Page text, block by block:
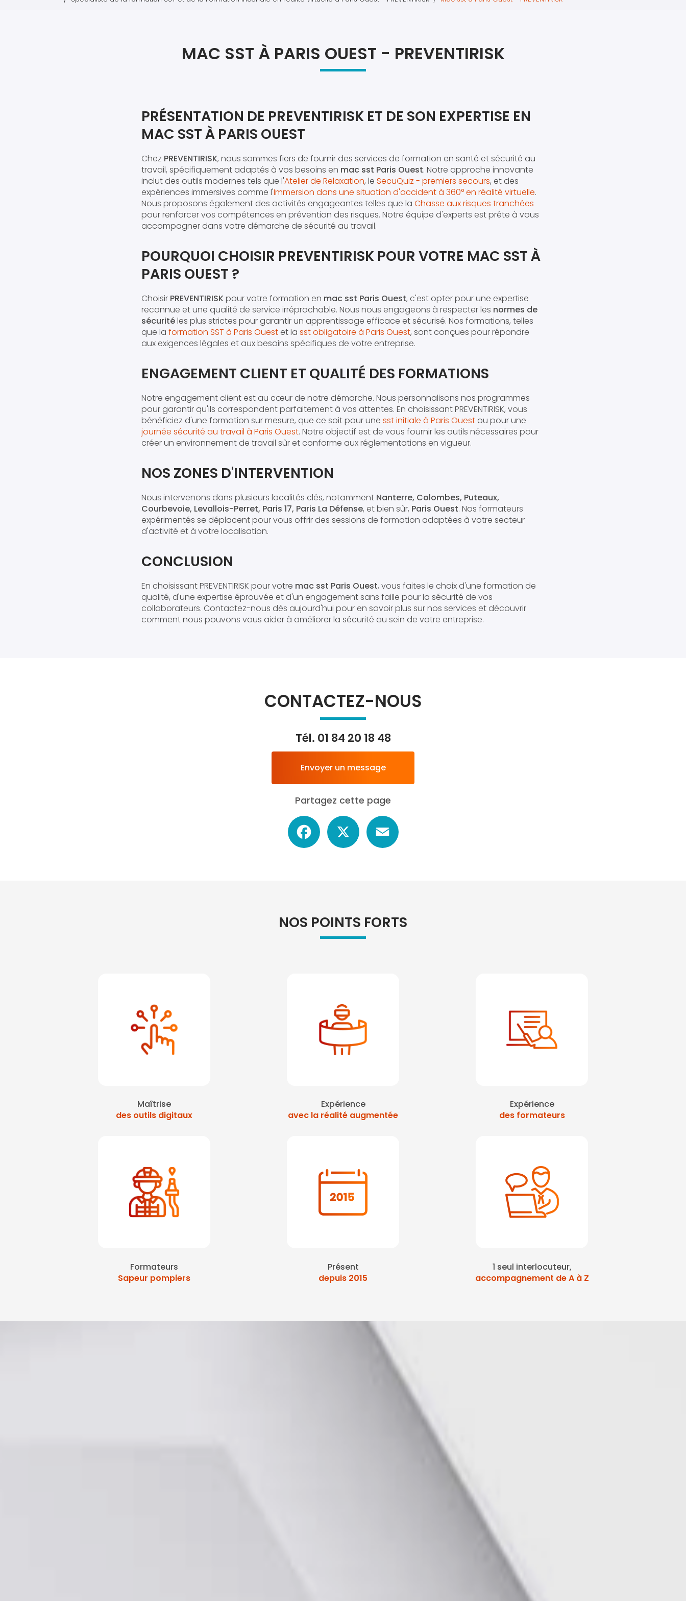
MAC SST À PARIS OUEST - PREVENTIRISK
PRÉSENTATION DE PREVENTIRISK ET DE SON EXPERTISE EN
MAC SST À PARIS OUEST
Chez PREVENTIRISK, nous sommes fiers de fournir des services de formation en santé et sécurité au
travail, spécifiquement adaptés à vos besoins en mac sst Paris Ouest. Notre approche innovante
inclut des outils modernes tels que l'Atelier de Relaxation, le SecuQuiz - premiers secours, et des
expériences immersives comme l'Immersion dans une situation d'accident à 360° en réalité virtuelle.
Nous proposons également des activités engageantes telles que la Chasse aux risques tranchées
pour renforcer vos compétences en prévention des risques. Notre équipe d'experts est prête à vous
accompagner dans votre démarche de sécurité au travail.
POURQUOI CHOISIR PREVENTIRISK POUR VOTRE MAC SST À
PARIS OUEST ?
Choisir PREVENTIRISKpour votre formation en mac sst Paris Ouest, c'est opter pour une expertise
reconnue et une qualité de service irréprochable. Nous nous engageons à respecter les normes de
sécuritéles plus strictes pour garantir un apprentissage efficace et sécurisé. Nos formations, telles
que la formation SST à Paris Ouestet la sst obligatoire à Paris Ouest, sont conçues pour répondre
aux exigences légales et aux besoins spécifiques de votre entreprise.
ENGAGEMENT CLIENT ET QUALITÉ DES FORMATIONS
Notre engagement client est au cœur de notre démarche. Nous personnalisons nos programmes
pour garantir qu'ils correspondent parfaitement à vos attentes. En choisissant PREVENTIRISK, vous
bénéficiez d'une formation sur mesure, que ce soit pour une sst initiale à Paris Ouestou pour une
journée sécurité au travail à Paris Ouest. Notre objectif est de vous fournir les outils nécessaires pour
créer un environnement de travail sûr et conforme aux réglementations en vigueur.
NOS ZONES D'INTERVENTION
Nous intervenons dans plusieurs localités clés, notamment Nanterre, Colombes, Puteaux,
Courbevoie, Levallois-Perret, Paris 17, Paris La Défense, et bien sûr, Paris Ouest. Nos formateurs
expérimentés se déplacent pour vous offrir des sessions de formation adaptées à votre secteur
d'activité et à votre localisation.
CONCLUSION
En choisissant PREVENTIRISK pour votre mac sst Paris Ouest, vous faites le choix d'une formation de
qualité, d'une expertise éprouvée et d'un engagement sans faille pour la sécurité de vos
collaborateurs. Contactez-nous dès aujourd'hui pour en savoir plus sur nos services et découvrir
comment nous pouvons vous aider à améliorer la sécurité au sein de votre entreprise.
CONTACTEZ-NOUS
Tél. 01 84 20 18 48
Envoyer un message
Partagez cette page
Facebook
NOS POINTS FORTS
Maîtrise
des outils digitaux
Expérience
avec la réalité augmentée
Expérience
des formateurs
Formateurs
Sapeur pompiers
Présent
depuis 2015
1 seul interlocuteur,
accompagnement de A à Z